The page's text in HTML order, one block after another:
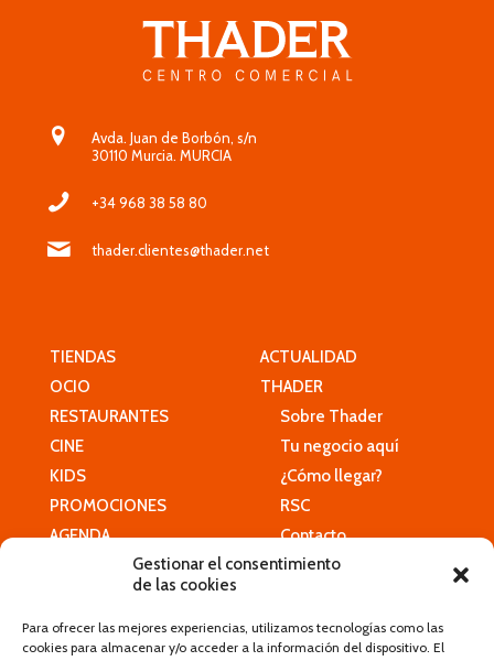
Gestionar el consentimiento
de las cookies
Para ofrecer las mejores experiencias, utilizamos tecnologías como las
cookies para almacenar y/o acceder a la información del dispositivo. El
Avda. Juan de Borbón, s/n
30110 Murcia. MURCIA
+34 968 38 58 80
thader.clientes@thader.net
TIENDAS
OCIO
RESTAURANTES
CINE
KIDS
PROMOCIONES
AGENDA
ACTUALIDAD
THADER
Sobre Thader
Tu negocio aquí
¿Cómo llegar?
RSC
Contacto
SERVICIOS